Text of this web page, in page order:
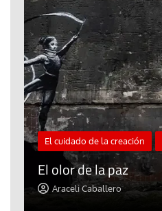
El cuidado de la creación
El olor de la paz
Araceli Caballero